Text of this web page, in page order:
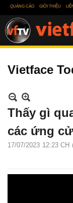
QUẢNG CÁO GIỚI THIỆU
Vietface
Thấy gì
các ứng
17/07/2023 12:23 CH